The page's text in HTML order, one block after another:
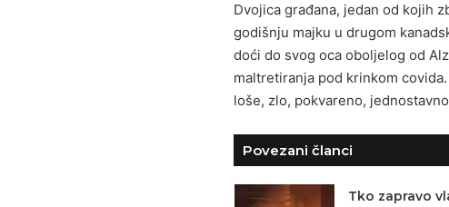
Dvojica građana, jedan od kojih
godišnju majku u drugom
doći do svog oca oboljelog od
maltretiranja pod krinkom
loše, zlo, pokvareno,
Povezani članci
Tko zapravo